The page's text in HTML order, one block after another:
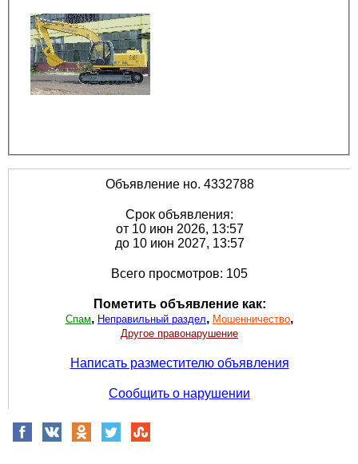
Объявление но. 4332788
Срок объявления:
от 10 июн 2026, 13:57
до 10 июн 2027, 13:57
Всего просмотров: 105
Пометить объявление как:
Спам, Неправильный раздел, Мошенничество,
Другое правонарушение
Написать разместителю объявления
Сообщить о нарушении